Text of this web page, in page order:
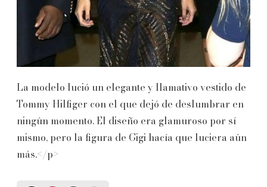
La modelo lució un elegante y llamativo vestido de
Tommy Hilfiger con el que dejó de deslumbrar en
ningún momento. El diseño era glamuroso por sí
mismo, pero la figura de Gigi hacía que luciera aún
más.</p>